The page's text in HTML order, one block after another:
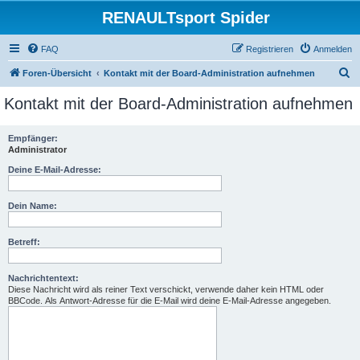
RENAULTsport Spider
FAQ Anmelden
Registrieren
Foren-Übersicht Kontakt mit der Board-Administration aufnehmen
c
Kontakt mit der Board-Administration aufnehmen
Empfänger:
Administrator
Deine E-Mail-Adresse:
Dein Name:
Betreff:
Nachrichtentext:
Diese Nachricht wird als reiner Text verschickt, verwende daher kein HTML oder
BBCode. Als Antwort-Adresse für die E-Mail wird deine E-Mail-Adresse angegeben.